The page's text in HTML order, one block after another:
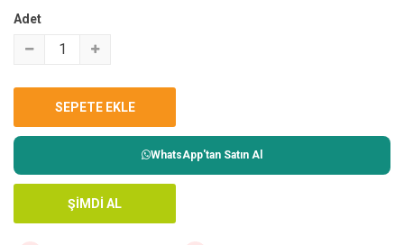
Adet
WhatsApp'tan Satın Al